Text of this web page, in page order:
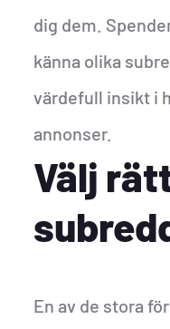
dig dem.
känna olika
värdefull insikt i
annonser.
Välj
En av de stora